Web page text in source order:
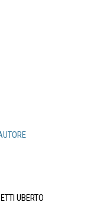
UBERTO